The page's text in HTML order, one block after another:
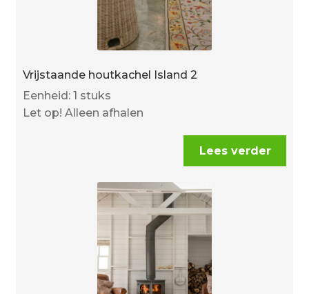
Vrijstaande houtkachel Island 2
Eenheid: 1 stuks
Let op! Alleen afhalen
Lees verder